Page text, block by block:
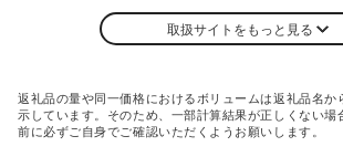
取扱サイトをもっと見る
返礼品の量や同一価格におけるボリュームは返礼品名か
示しています。そのため、一部計算結果が正しくない場
前に必ずご自身でご確認いただくようお願いします。